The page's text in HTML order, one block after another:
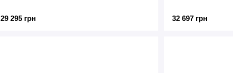
29 295 грн 32 697 грн